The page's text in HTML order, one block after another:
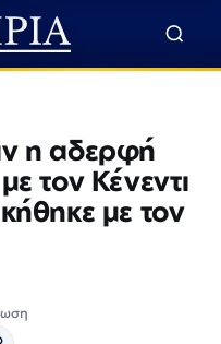
η αδερφή
τον Κένεντι
με τον